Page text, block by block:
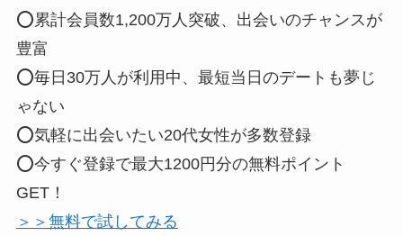
⭕累計会員数1,200万人突破、出会いのチャンスが
豊富
⭕毎日30万人が利用中、最短当日のデートも夢じ
ゃない
⭕気軽に出会いたい20代女性が多数登録
⭕今すぐ登録で最大1200円分の無料ポイント
GET！
＞＞無料で試してみる